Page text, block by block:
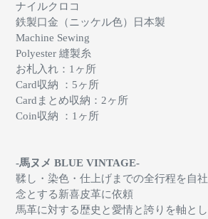
ナイルクロコ
鉄製口金（ニッケル色）日本製
Machine Sewing
Polyester 縫製糸
お札入れ：1ヶ所
Card収納 ：5ヶ所
Cardまとめ収納：2ヶ所
Coin収納 ：1ヶ所
-馬ヌメ BLUE VINTAGE-
鞣し・染色・仕上げまでの全行程を自
念とする新喜皮革に依頼
馬革に対する歴史と愛情と誇りを軸と